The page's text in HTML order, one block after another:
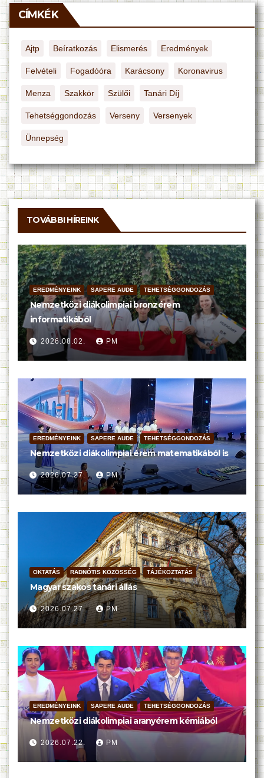
CÍMKÉK
Ajtp Beíratkozás Elismerés Eredmények
Felvételi Fogadóóra Karácsony Koronavirus
Menza Szakkör Szülői Tanári Díj
Tehetséggondozás Verseny Versenyek
Ünnepség
TOVÁBBI HÍREINK
EREDMÉNYEINK SAPERE AUDE TEHETSÉGGONDOZÁS
Nemzetközi diákolimpiai bronzérem
informatikából
2026.08.02. PM
EREDMÉNYEINK SAPERE AUDE TEHETSÉGGONDOZÁS
Nemzetközi diákolimpiai érem matematikából is
2026.07.27. PM
OKTATÁS RADNÓTIS KÖZÖSSÉG TÁJÉKOZTATÁS
Magyar szakos tanári állás
2026.07.27. PM
EREDMÉNYEINK SAPERE AUDE TEHETSÉGGONDOZÁS
Nemzetközi diákolimpiai aranyérem kémiából
2026.07.22. PM